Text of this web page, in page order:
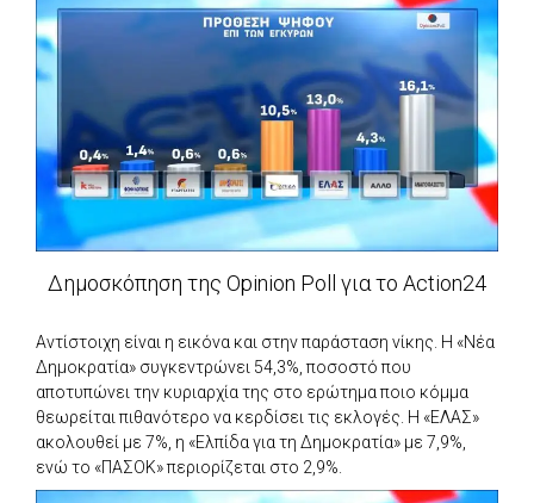
Δημοσκόπηση της Opinion Poll για το Action24
Αντίστοιχη είναι η εικόνα και στην παράσταση νίκης. Η «Νέα
Δημοκρατία» συγκεντρώνει 54,3%, ποσοστό που
αποτυπώνει την κυριαρχία της στο ερώτημα ποιο κόμμα
θεωρείται πιθανότερο να κερδίσει τις εκλογές. Η «ΕΛΑΣ»
ακολουθεί με 7%, η «Ελπίδα για τη Δημοκρατία» με 7,9%,
ενώ το «ΠΑΣΟΚ» περιορίζεται στο 2,9%.